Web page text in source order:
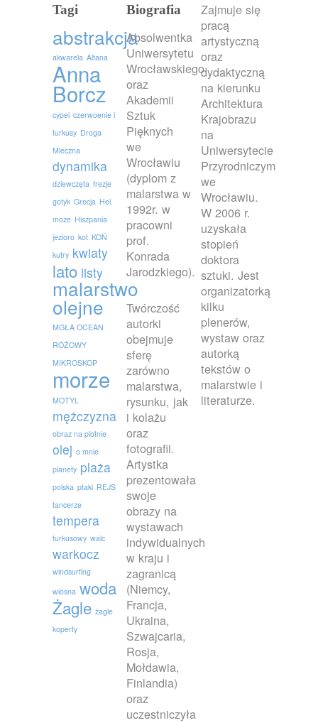
Tagi
abstrakcja
akwarela Altana
Anna
Borcz
cypel czerwoenie i
turkusy Droga
Mleczna
dynamika
dziewczęta frezje
gotyk Grecja Hel.
moze Hiszpania
jezioro kot KOŃ
kutry kwiaty
lato listy
malarstwo
olejne
MGŁA OCEAN
RÓŻOWY
MIKROSKOP
morze
MOTYL
mężczyzna
obraz na plotnie
olej o mnie
planety plaża
polska ptaki REJS
tancerze
tempera
turkusowy walc
warkocz
windsurfing
wiosna woda
Żagle żagle
koperty
Biografia
Absolwentka
Uniwersytetu
Wrocławskiego
oraz
Akademii
Sztuk
Pięknych
we
Wrocławiu
(dyplom z
malarstwa w
1992r. w
pracowni
prof.
Konrada
Jarodzkiego).
Twórczość
autorki
obejmuje
sferę
zarówno
malarstwa,
rysunku, jak
i kolażu
oraz
fotografii.
Artystka
prezentowała
swoje
obrazy na
wystawach
indywidualnych
w kraju i
zagranicą
(Niemcy,
Francja,
Ukraina,
Szwajcaria,
Rosja,
Mołdawia,
Finlandia)
oraz
uczestniczyła
Zajmuje się
pracą
artystyczną
oraz
dydaktyczną
na kierunku
Architektura
Krajobrazu
na
Uniwersytecie
Przyrodniczym
we
Wrocławiu.
W 2006 r.
uzyskała
stopień
doktora
sztuki. Jest
organizatorką
kilku
plenerów,
wystaw oraz
autorką
tekstów o
malarstwie i
literaturze.